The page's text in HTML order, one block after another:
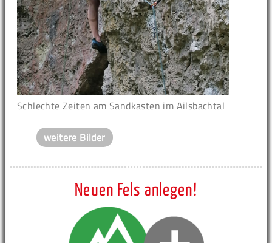
Schlechte Zeiten am Sandkasten im Ailsbachtal
weitere Bilder
Neuen Fels anlegen!